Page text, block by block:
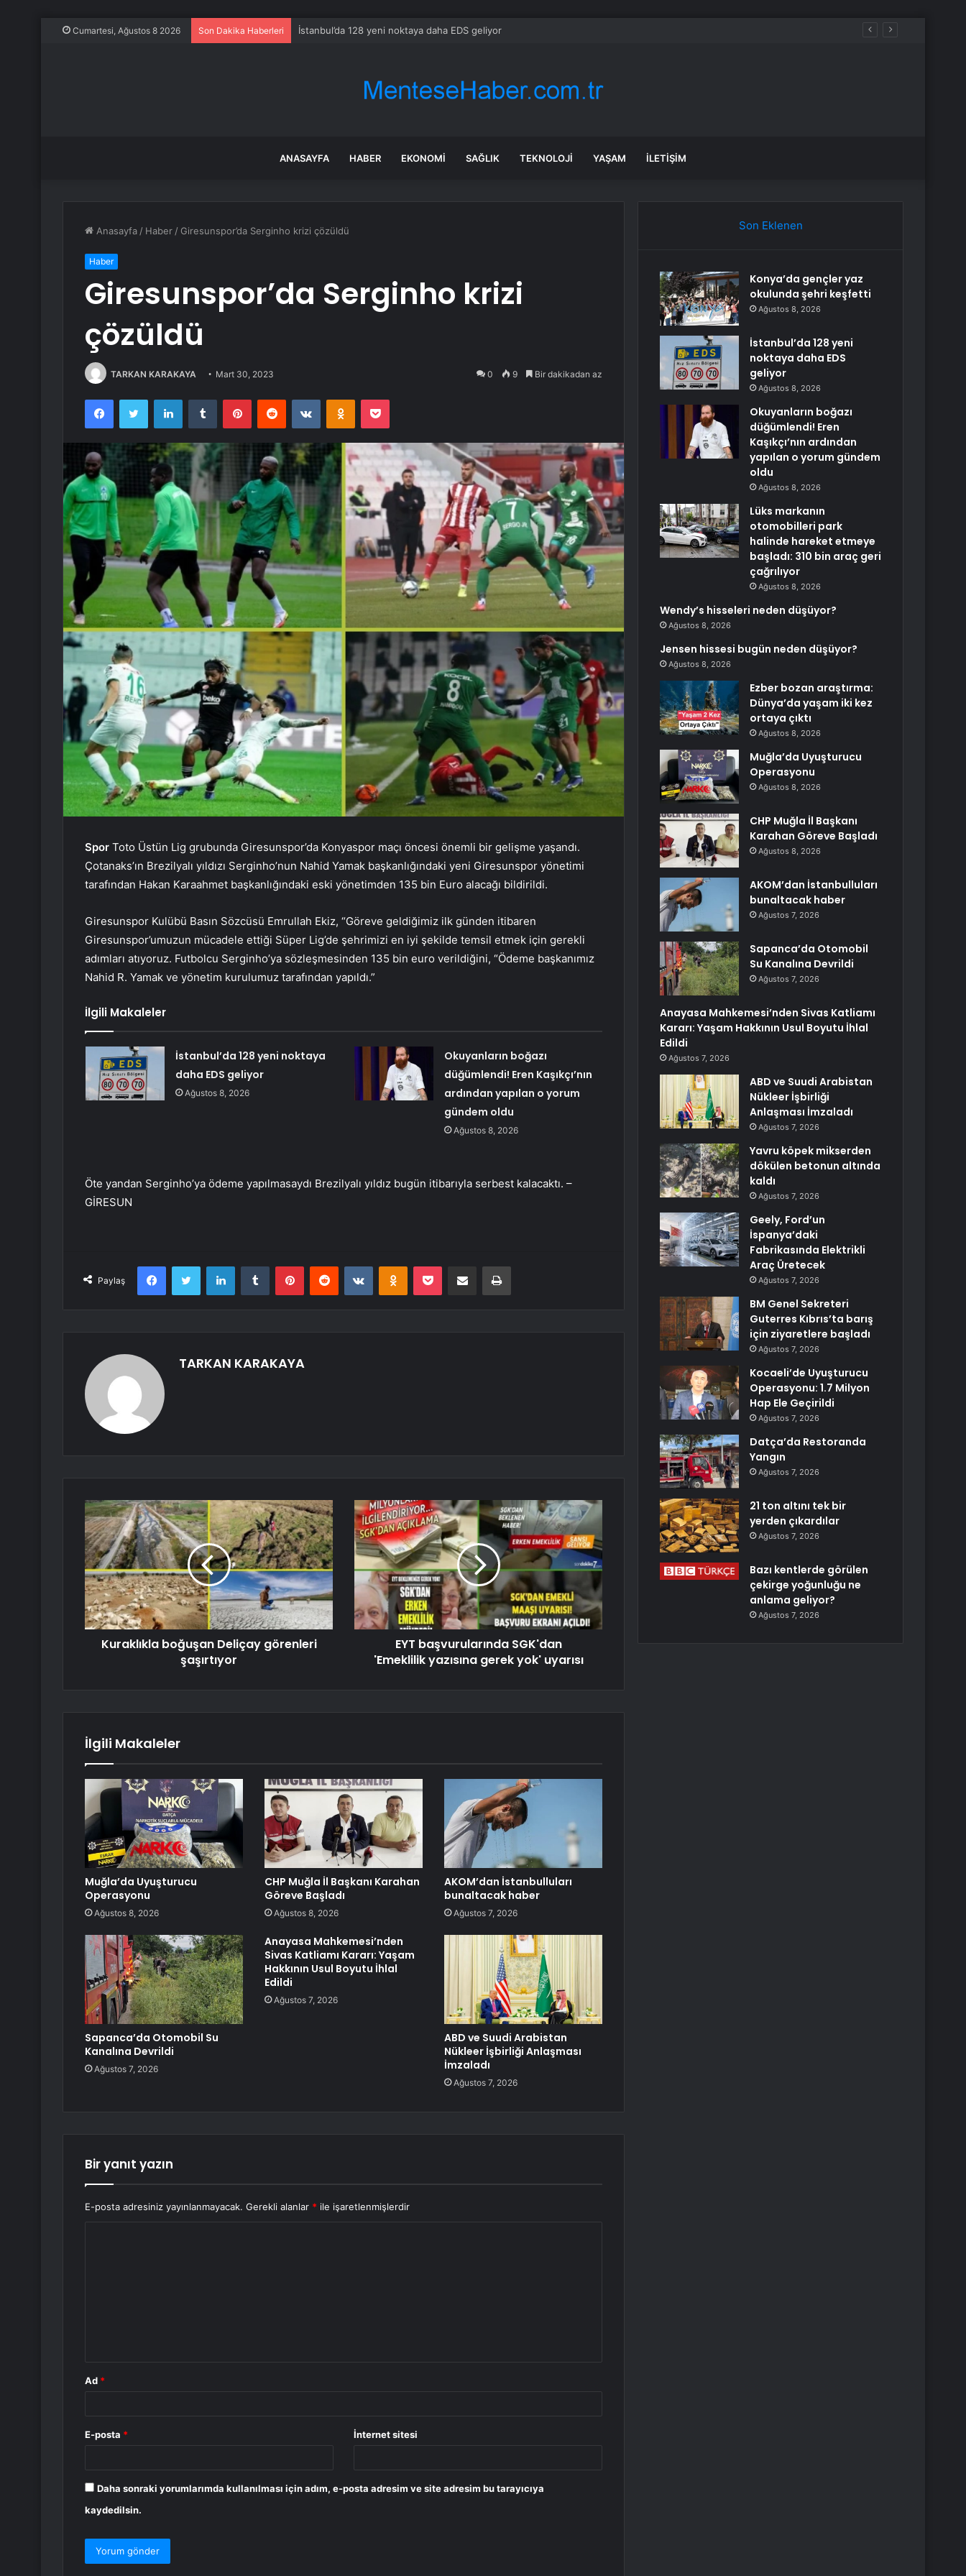
Cumartesi, Ağustos 8 2026 Son Dakika Haberleri İstanbul’da 128 yeni noktaya daha EDS geliyor
ANASAYFA HABER EKONOMI SAĞLIK TEKNOLOJI YAŞAM İLETIŞIM
Anasayfa / Haber / Giresunspor’da Serginho krizi çözüldü
Haber
Giresunspor’da Serginho krizi
çözüldü
TARKAN KARAKAYA Mart 30, 2023 0 9 Bir dakikadan az
FacebookTwitter LinkedInTumblr PinterestReddit VKontakteOdnoklassniki
Pocket
Spor Toto Üstün Lig grubunda Giresunspor’da Konyaspor maçı öncesi önemli bir gelişme yaşandı.
Çotanaks’ın Brezilyalı yıldızı Serginho’nun Nahid Yamak başkanlığındaki yeni Giresunspor yönetimi
tarafından Hakan Karaahmet başkanlığındaki eski yönetimden 135 bin Euro alacağı bildirildi.
Giresunspor Kulübü Basın Sözcüsü Emrullah Ekiz, “Göreve geldiğimiz ilk günden itibaren
Giresunspor’umuzun mücadele ettiği Süper Lig’de şehrimizi en iyi şekilde temsil etmek için gerekli
adımları atıyoruz. Futbolcu Serginho’ya sözleşmesinden 135 bin euro verildiğini, “Ödeme başkanımız
Nahid R. Yamak ve yönetim kurulumuz tarafından yapıldı.”
İlgili Makaleler
İstanbul’da 128 yeni noktaya
daha EDS geliyor
Ağustos 8, 2026
Okuyanların boğazı
düğümlendi! Eren Kaşıkçı’nın
ardından yapılan o yorum
gündem oldu
Ağustos 8, 2026
Öte yandan Serginho’ya ödeme yapılmasaydı Brezilyalı yıldız bugün itibarıyla serbest kalacaktı. –
GİRESUN
Paylaş
FacebookTwitter LinkedInTumblr PinterestReddit VKontakteOdnoklassniki
Pocket E-Posta ile paylaş Yazdır
TARKAN KARAKAYA
Kuraklıkla boğuşan Deliçay görenleri
şaşırtıyor
EYT başvurularında SGK'dan
'Emeklilik yazısına gerek yok' uyarısı
İlgili Makaleler
Muğla’da Uyuşturucu
Operasyonu
Ağustos 8, 2026
CHP Muğla İl Başkanı Karahan
Göreve Başladı
Ağustos 8, 2026
AKOM’dan İstanbulluları
bunaltacak haber
Ağustos 7, 2026
Sapanca’da Otomobil Su
Kanalına Devrildi
Ağustos 7, 2026
Anayasa Mahkemesi’nden
Sivas Katliamı Kararı: Yaşam
Hakkının Usul Boyutu İhlal
Edildi
Ağustos 7, 2026
ABD ve Suudi Arabistan
Nükleer İşbirliği Anlaşması
İmzaladı
Ağustos 7, 2026
Bir yanıt yazın
E-posta adresiniz yayınlanmayacak. Gerekli alanlar * ile işaretlenmişlerdir
Ad *
E-posta * İnternet sitesi
Daha sonraki yorumlarımda kullanılması için adım, e-posta adresim ve site adresim bu tarayıcıya
kaydedilsin.
Son Eklenen
Konya’da gençler yaz
okulunda şehri keşfetti
Ağustos 8, 2026
İstanbul’da 128 yeni
noktaya daha EDS
geliyor
Ağustos 8, 2026
Okuyanların boğazı
düğümlendi! Eren
Kaşıkçı’nın ardından
yapılan o yorum gündem
oldu
Ağustos 8, 2026
Lüks markanın
otomobilleri park
halinde hareket etmeye
başladı: 310 bin araç geri
çağrılıyor
Ağustos 8, 2026
Wendy’s hisseleri neden düşüyor?
Ağustos 8, 2026
Jensen hissesi bugün neden düşüyor?
Ağustos 8, 2026
Ezber bozan araştırma:
Dünya’da yaşam iki kez
ortaya çıktı
Ağustos 8, 2026
Muğla’da Uyuşturucu
Operasyonu
Ağustos 8, 2026
CHP Muğla İl Başkanı
Karahan Göreve Başladı
Ağustos 8, 2026
AKOM’dan İstanbulluları
bunaltacak haber
Ağustos 7, 2026
Sapanca’da Otomobil
Su Kanalına Devrildi
Ağustos 7, 2026
Anayasa Mahkemesi’nden Sivas Katliamı
Kararı: Yaşam Hakkının Usul Boyutu İhlal
Edildi
Ağustos 7, 2026
ABD ve Suudi Arabistan
Nükleer İşbirliği
Anlaşması İmzaladı
Ağustos 7, 2026
Yavru köpek mikserden
dökülen betonun altında
kaldı
Ağustos 7, 2026
Geely, Ford’un
İspanya’daki
Fabrikasında Elektrikli
Araç Üretecek
Ağustos 7, 2026
BM Genel Sekreteri
Guterres Kıbrıs’ta barış
için ziyaretlere başladı
Ağustos 7, 2026
Kocaeli’de Uyuşturucu
Operasyonu: 1.7 Milyon
Hap Ele Geçirildi
Ağustos 7, 2026
Datça’da Restoranda
Yangın
Ağustos 7, 2026
21 ton altını tek bir
yerden çıkardılar
Ağustos 7, 2026
Bazı kentlerde görülen
çekirge yoğunluğu ne
anlama geliyor?
Ağustos 7, 2026